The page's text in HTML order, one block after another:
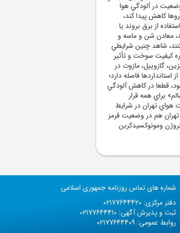
اين وضعيت در آلودگي هوا
کاهش پيدا کند،
از برق بروند يا
معادن شن و ماسه و
شاهد چنين شرايطي
کيفيت سوخت و تأثير
گازوييل، مازوت در
فاصله دارد؛
توليد شود، قطعا در کاهش آلودگي
براي همه قرار
هواي تهران در شرايط
ايستگاه کيفيت هواي تهران هم در وضعيت قرمز
دي اکسيد نيتروژن ومونوکسيدکربن
شماره های تماس روزنامه جمهوری اسلامی
دفتر مرکزی: 02177644420
ثبت و پذیرش آگهی: 02177644410
روابط عمومی: 02177644409